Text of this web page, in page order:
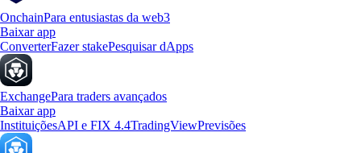
OnchainPara entusiastas da web3
Baixar app
ConverterFazer stakePesquisar dApps
ExchangePara traders avançados
Baixar app
InstituiçõesAPI e FIX 4.4TradingViewPrevisões